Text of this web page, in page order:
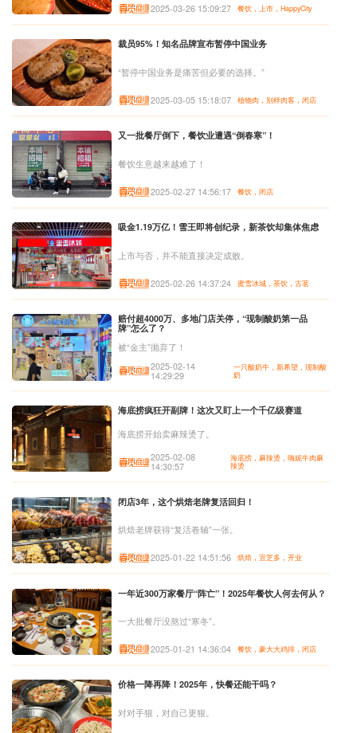
2025-03-26 15:09:27 餐饮，上市，HappyCity
裁员95%！知名品牌宣布暂停中国业务
“暂停中国业务是痛苦但必要的选择。”
2025-03-05 15:18:07 植物肉，别样肉客，闭店
又一批餐厅倒下，餐饮业遭遇“倒春寒”！
餐饮生意越来越难了！
2025-02-27 14:56:17 餐饮，闭店
吸金1.19万亿！雪王即将创纪录，新茶饮却集体焦虑
上市与否，并不能直接决定成败。
2025-02-26 14:37:24 蜜雪冰城，茶饮，古茗
赔付超4000万、多地门店关停，“现制酸奶第一品
牌”怎么了？
被“金主”抛弃了！
2025-02-14
14:29:29
一只酸奶牛，新希望，现制酸
奶
海底捞疯狂开副牌！这次又盯上一个千亿级赛道
海底捞开始卖麻辣烫了。
2025-02-08
14:30:57
海底捞，麻辣烫，嗨妮牛肉麻
辣烫
闭店3年，这个烘焙老牌复活回归！
烘焙老牌获得“复活卷轴”一张。
2025-01-22 14:51:56 烘焙，宜芝多，开业
一年近300万家餐厅“阵亡”！2025年餐饮人何去何从？
一大批餐厅没熬过“寒冬”。
2025-01-21 14:36:04 餐饮，豪大大鸡排，闭店
价格一降再降！2025年，快餐还能干吗？
对对手狠，对自己更狠。